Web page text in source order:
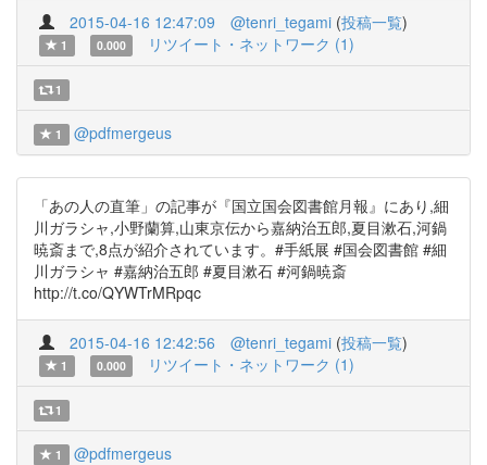
2015-04-16 12:47:09 @tenri_tegami (投稿一覧)
1 0.000 リツイート・ネットワーク (1)
1
1 @pdfmergeus
「あの人の直筆」の記事が『国立国会図書館月報』にあり,細
川ガラシャ,小野蘭算,山東京伝から嘉納治五郎,夏目漱石,河鍋
暁斎まで,8点が紹介されています。#手紙展 #国会図書館 #細
川ガラシャ #嘉納治五郎 #夏目漱石 #河鍋暁斎
http://t.co/QYWTrMRpqc
2015-04-16 12:42:56 @tenri_tegami (投稿一覧)
1 0.000 リツイート・ネットワーク (1)
1
1 @pdfmergeus